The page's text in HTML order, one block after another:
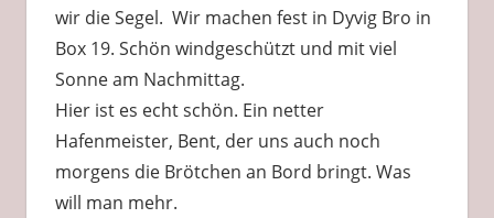
wir die Segel. Wir machen fest in Dyvig Bro in
Box 19. Schön windgeschützt und mit viel
Sonne am Nachmittag.
Hier ist es echt schön. Ein netter
Hafenmeister, Bent, der uns auch noch
morgens die Brötchen an Bord bringt. Was
will man mehr.